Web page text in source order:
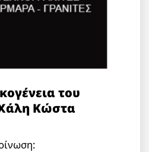
του
Κώστα